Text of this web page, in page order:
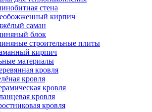
стена
кирпич
саман
блок
строительные плиты
кирпич
материалы
кровля
кровля
кровля
кровля
кровля